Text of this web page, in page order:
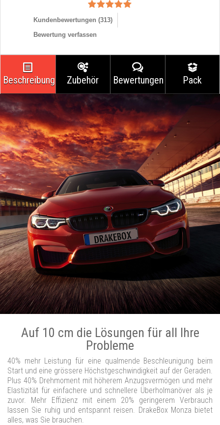
Kundenbewertungen (313)
Bewertung verfassen
Beschreibung Zubehör Bewertungen Pack
Auf 10 cm die Lösungen für all Ihre
Probleme
40% mehr Leistung für eine qualmende Beschleunigung beim
Start und eine grössere Höchstgeschwindigkeit auf der Geraden.
Plus 40% Drehmoment mit höherem Anzugsvermögen und mehr
Elastizität für einfachere und schnellere Überholmanöver als je
zuvor. Mehr Effizienz mit einem 20% geringerem Verbrauch
lassen Sie ruhig und entspannt reisen. DrakeBox Monza bietet
alles, was Sie brauchen.